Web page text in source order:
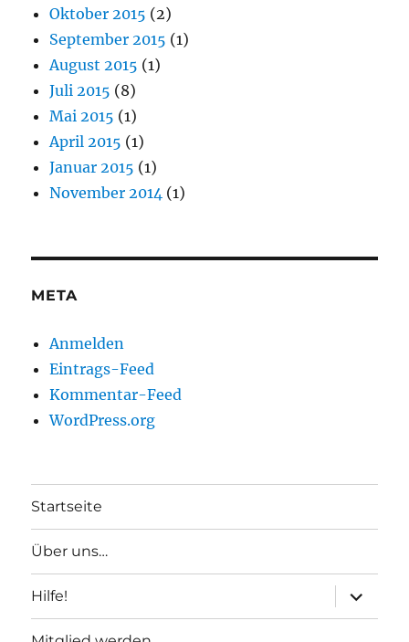
Oktober 2015 (2)
September 2015 (1)
August 2015 (1)
Juli 2015 (8)
Mai 2015 (1)
April 2015 (1)
Januar 2015 (1)
November 2014 (1)
META
Anmelden
Eintrags-Feed
Kommentar-Feed
WordPress.org
Startseite
Über uns…
Hilfe!
anzeigen